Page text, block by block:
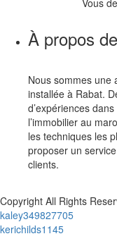
Vous
À propos
Nous sommes une
installée à Rabat.
d’expériences
l’immobilier au
les techniques les
proposer un
clients.
Copyright All Rights
kaley349827705
kerichilds1145